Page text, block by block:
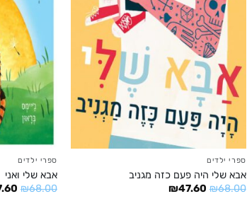
ספרי ילדים
אבא שלי היה פעם כזה מגניב
₪68.00
המחיר₪47.60
המחיר
ספרי ילדים
אבא שלי ואני
₪68.00